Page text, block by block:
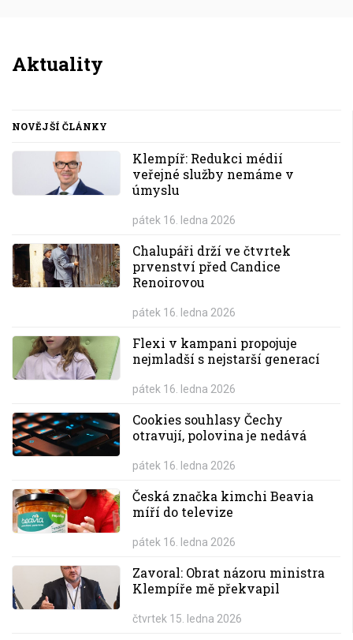
Aktuality
NOVĚJŠÍ ČLÁNKY
Klempíř: Redukci médií
veřejné služby nemáme v
úmyslu
pátek 16. ledna 2026
Chalupáři drží ve čtvrtek
prvenství před Candice
Renoirovou
pátek 16. ledna 2026
Flexi v kampani propojuje
nejmladší s nejstarší generací
pátek 16. ledna 2026
Cookies souhlasy Čechy
otravují, polovina je nedává
pátek 16. ledna 2026
Česká značka kimchi Beavia
míří do televize
pátek 16. ledna 2026
Zavoral: Obrat názoru ministra
Klempíře mě překvapil
čtvrtek 15. ledna 2026